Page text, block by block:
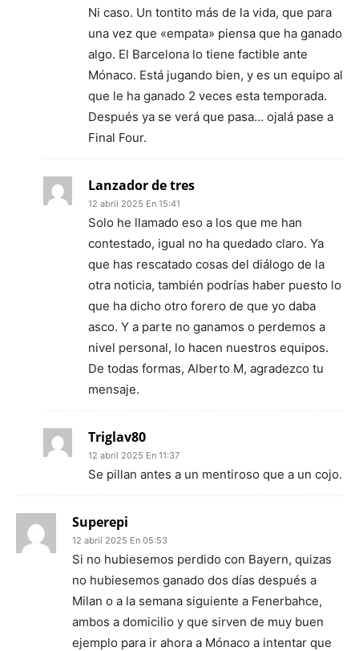
Ni caso. Un tontito más de la vida, que para
una vez que «empata» piensa que ha ganado
algo. El Barcelona lo tiene factible ante
Mónaco. Está jugando bien, y es un equipo al
que le ha ganado 2 veces esta temporada.
Después ya se verá que pasa… ojalá pase a
Final Four.
Lanzador de tres
12 abril 2025 En 15:41
Solo he llamado eso a los que me han
contestado, igual no ha quedado claro. Ya
que has rescatado cosas del diálogo de la
otra noticia, también podrías haber puesto lo
que ha dicho otro forero de que yo daba
asco. Y a parte no ganamos o perdemos a
nivel personal, lo hacen nuestros equipos.
De todas formas, Alberto M, agradezco tu
mensaje.
Triglav80
12 abril 2025 En 11:37
Se pillan antes a un mentiroso que a un cojo.
Superepi
12 abril 2025 En 05:53
Si no hubiesemos perdido con Bayern, quizas
no hubiesemos ganado dos días después a
Milan o a la semana siguiente a Fenerbahce,
ambos a domicilio y que sirven de muy buen
ejemplo para ir ahora a Mónaco a intentar que